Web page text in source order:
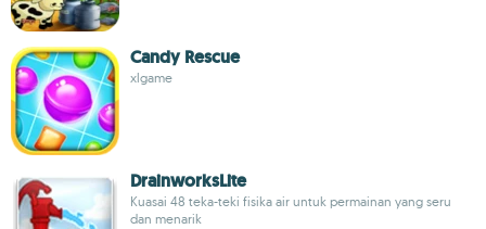
Candy Rescue
xlgame
DrainworksLite
Kuasai 48 teka-teki fisika air untuk permainan yang seru
dan menarik